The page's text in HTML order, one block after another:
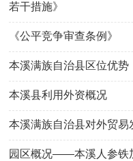
若干措施》
《公平竞争审查条例》
本溪满族自治县区位优势
本溪县利用外资概况
本溪满族自治县对外贸易
园区概况——本溪人参铁